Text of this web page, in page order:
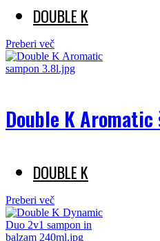
DOUBLE K
Preberi več
Double K
DOUBLE K
Preberi več